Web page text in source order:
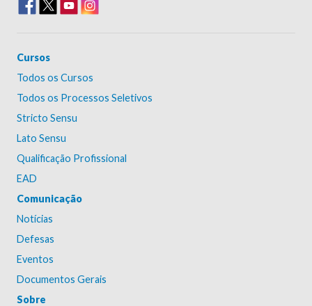
Cursos
Todos os Cursos
Todos os Processos Seletivos
Stricto Sensu
Lato Sensu
Qualificação Profissional
EAD
Comunicação
Notícias
Defesas
Eventos
Documentos Gerais
Sobre